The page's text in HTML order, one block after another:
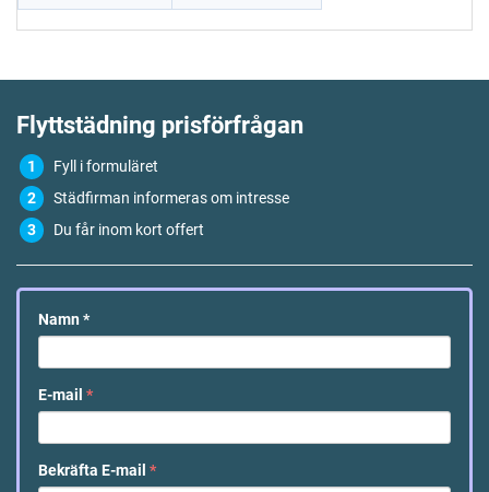
Flyttstädning prisförfrågan
Fyll i formuläret
Städfirman informeras om intresse
Du får inom kort offert
Namn *
E-mail *
Bekräfta E-mail *